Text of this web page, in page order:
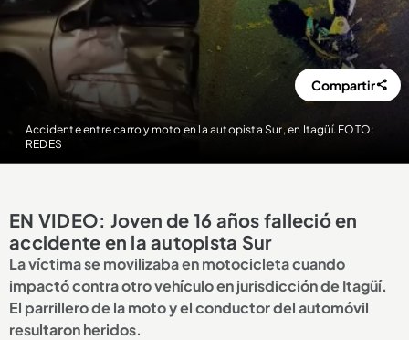
Accidente entre carro y moto en la autopista Sur, en Itagüí. FOTO:
REDES
Compartir
EN VIDEO: Joven de 16 años falleció en
accidente en la autopista Sur
La víctima se movilizaba en motocicleta cuando
impactó contra otro vehículo en jurisdicción de Itagüí.
El parrillero de la moto y el conductor del automóvil
resultaron heridos.